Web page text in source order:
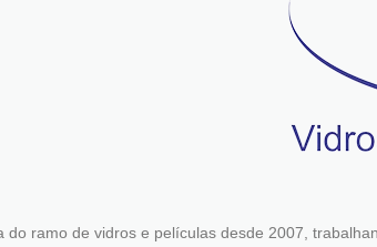
do ramo de vidros e películas desde 2007,